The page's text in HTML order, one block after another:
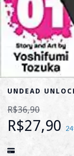
UNDEAD
R$36,90
R$27,90 24